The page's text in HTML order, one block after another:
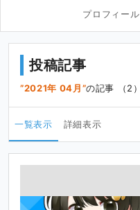
プロフィール
投稿記事
2021年 04月 の記事 （2）
一覧表示 詳細表示